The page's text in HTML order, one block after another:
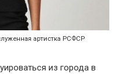
артистка РСФСР
из города в